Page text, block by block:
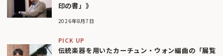
印の書」》
2026年8月7日
PICK UP
伝統楽器を用いたカーチュン・ウォン編曲の「展覧